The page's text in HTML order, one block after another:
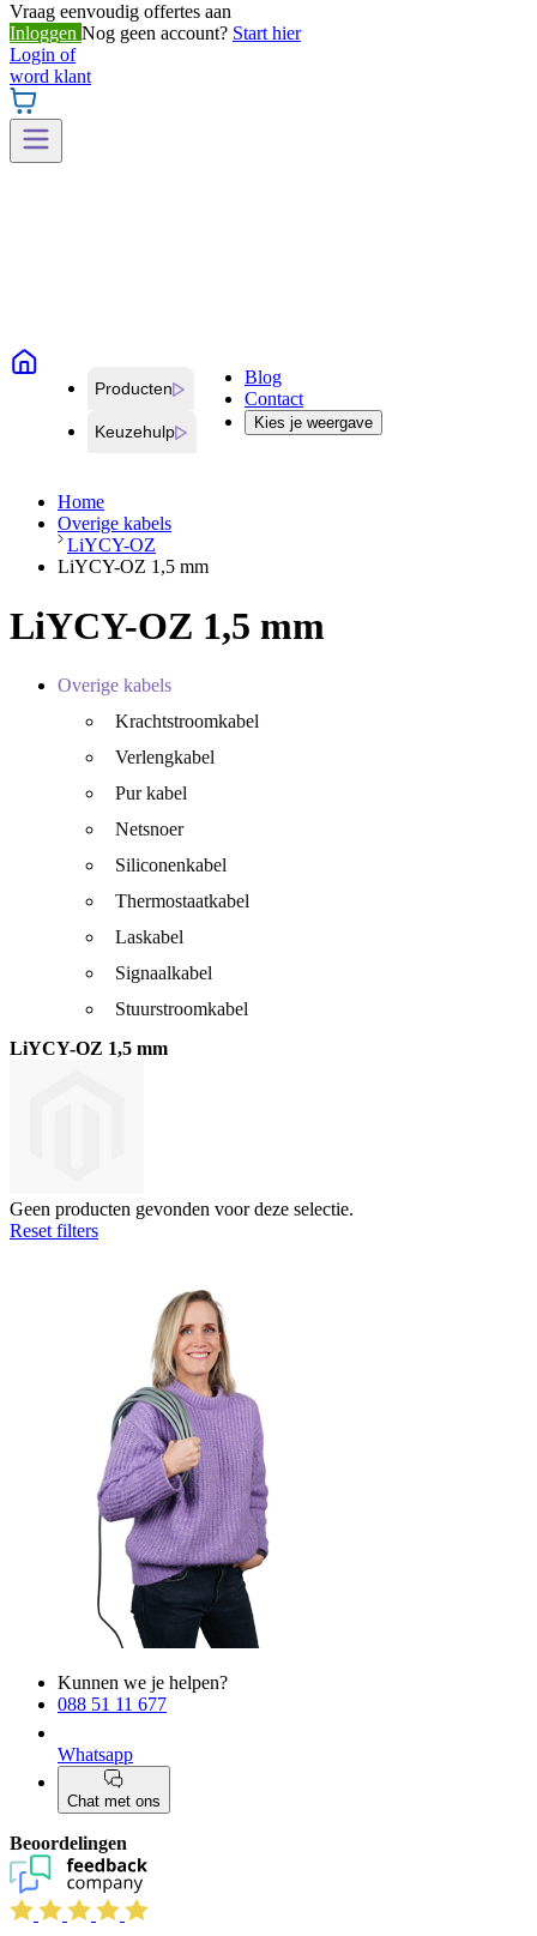
Vraag eenvoudig offertes aan
Inloggen Nog geen account? Start hier
Login of
word klant
Producten
Keuzehulp
Blog
Contact
Kies je weergave
Home
Overige kabels
LiYCY-OZ
LiYCY-OZ 1,5 mm
LiYCY-OZ 1,5 mm
Overige kabels
Krachtstroomkabel
Verlengkabel
Pur kabel
Netsnoer
Siliconenkabel
Thermostaatkabel
Laskabel
Signaalkabel
Stuurstroomkabel
LiYCY-OZ 1,5 mm
Geen producten gevonden voor deze selectie.
Reset filters
Kunnen we je helpen?
088 51 11 677
Whatsapp
Chat met ons
Beoordelingen